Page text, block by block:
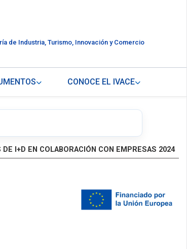
de Industria, Turismo, Innovación y Comercio
CONOCE EL IVACE
I+D EN COLABORACIÓN CON EMPRESAS 2024